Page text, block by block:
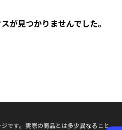
が見つかりませんでした。
です。実際の商品とは多少異なること